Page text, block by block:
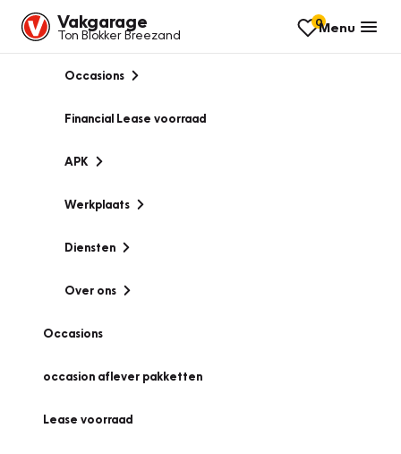
Vakgarage
Ton Blokker Breezand
0Menu
Occasions
Financial Lease voorraad
APK
Werkplaats
Diensten
Over ons
Occasions
occasion aflever pakketten
Lease voorraad